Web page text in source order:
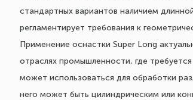
стандартных вариантов наличием
регламентирует требования к
Применение оснастки Super Long
отраслях промышленности, где
может использоваться для обработки
него может быть цилиндрическим или